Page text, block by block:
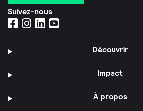
Suivez-nous
Découvrir
Impact
À propos